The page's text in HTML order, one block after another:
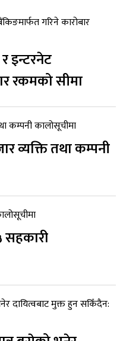
इन्टरनेट
रकमको सीमा
व्यक्ति तथा कम्पनी
सहकारी